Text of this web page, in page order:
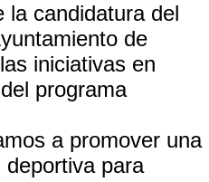
la candidatura del
de
iniciativas en
programa
a promover una
deportiva para